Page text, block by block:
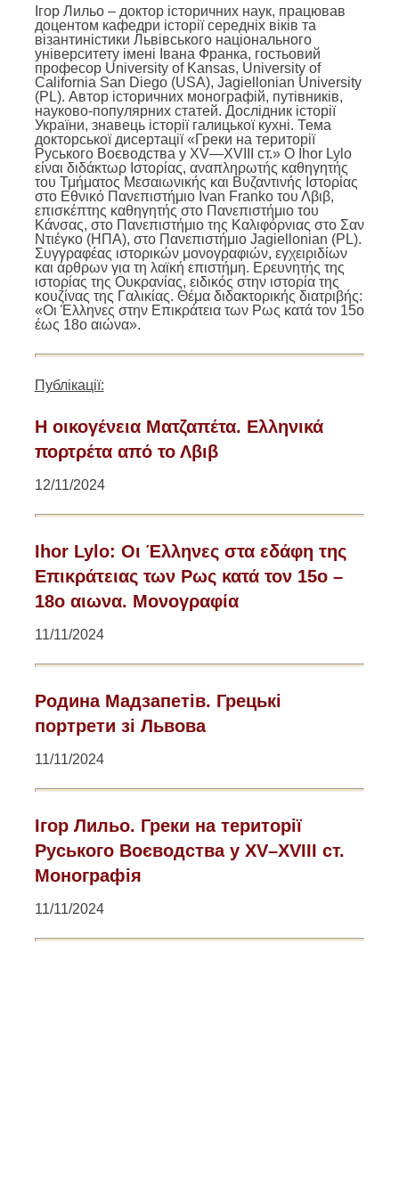
Ігор Лильо – доктор історичних наук, працював
доцентом кафедри історії середніх віків та
візантиністики Львівського національного
університету імені Івана Франка, гостьовий
професор University of Kansas, University of
California San Diego (USA), Jagiellonian University
(PL). Автор історичних монографій, путівників,
науково-популярних статей. Дослідник історії
України, знавець історії галицької кухні. Тема
докторської дисертації «Греки на території
Руського Воєводства у XV—XVIII ст.» Ο Ihor Lylo
είναι διδάκτωρ Ιστορίας, αναπληρωτής καθηγητής
του Τμήματος Μεσαιωνικής και Βυζαντινής Ιστορίας
στο Εθνικό Πανεπιστήμιο Ivan Franko του Λβιβ,
επισκέπτης καθηγητής στο Πανεπιστήμιο του
Κάνσας, στο Πανεπιστήμιο της Καλιφόρνιας στο Σαν
Ντιέγκο (ΗΠΑ), στο Πανεπιστήμιο Jagiellonian (PL).
Συγγραφέας ιστορικών μονογραφιών, εγχειριδίων
και άρθρων για τη λαϊκή επιστήμη. Ερευνητής της
ιστορίας της Ουκρανίας, ειδικός στην ιστορία της
κουζίνας της Γαλικίας. Θέμα διδακτορικής διατριβής:
«Οι Έλληνες στην Επικράτεια των Ρως κατά τον 15ο
έως 18ο αιώνα».
Публікації:
Η οικογένεια Ματζαπέτα. Ελληνικά
πορτρέτα από το Λβιβ
12/11/2024
Ihor Lylo: Οι Έλληνες στα εδάφη της
Επικράτειας των Ρως κατά τον 15ο –
18ο αιωνα. Μονογραφία
11/11/2024
Родина Мадзапетів. Грецькі
портрети зі Львова
11/11/2024
Ігор Лильо. Греки на території
Руського Воєводства у XV–XVIII ст.
Монографія
11/11/2024